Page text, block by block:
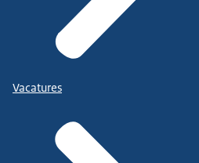
Vacatures